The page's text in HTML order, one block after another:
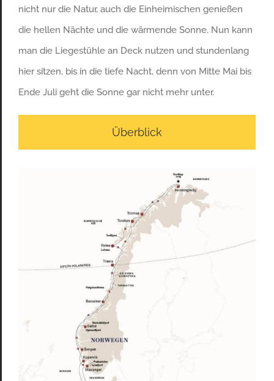
nicht nur die Natur, auch die Einheimischen genießen
die hellen Nächte und die wärmende Sonne. Nun kann
man die Liegestühle an Deck nutzen und stundenlang
hier sitzen, bis in die tiefe Nacht, denn von Mitte Mai bis
Ende Juli geht die Sonne gar nicht mehr unter.
Überblick